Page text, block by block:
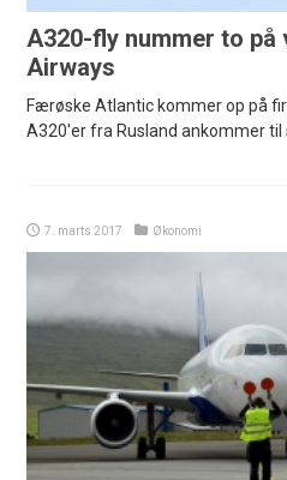
A320-fly nummer to
Airways
Færøske Atlantic kommer op på
A320'er fra Rusland ankommer
7. marts 2017 Økonomi